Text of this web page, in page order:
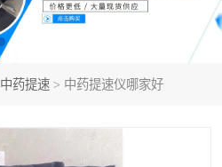
中药提速 > 中药提速仪哪家好